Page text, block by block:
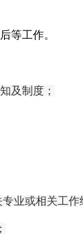
等工作。
及制度；
业或相关工作